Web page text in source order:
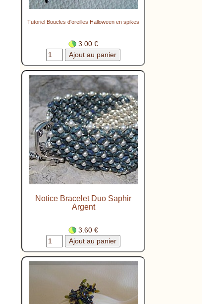
Tutoriel Boucles d'oreilles Halloween en spikes
3.00 €
Notice Bracelet Duo Saphir
Argent
3.60 €